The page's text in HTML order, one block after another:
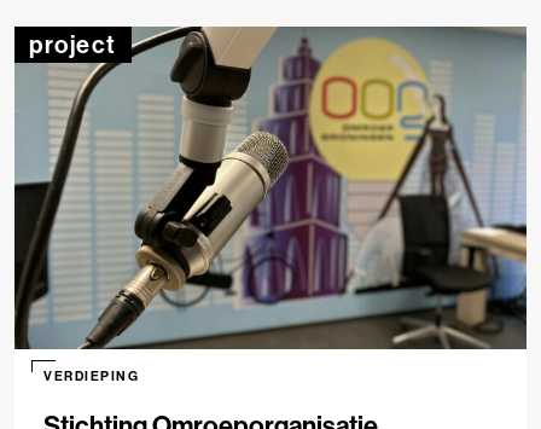
project
VERDIEPING